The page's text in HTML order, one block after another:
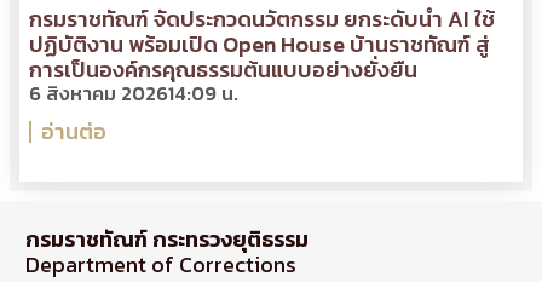
กรมราชทัณฑ์ จัดประกวดนวัตกรรม ยกระดับนำ AI ใช้
ปฏิบัติงาน พร้อมเปิด Open House บ้านราชทัณฑ์ สู่
การเป็นองค์กรคุณธรรมต้นแบบอย่างยั่งยืน
6 สิงหาคม 202614:09 น.
อ่านต่อ
กรมราชทัณฑ์ กระทรวงยุติธรรม
Department of Corrections